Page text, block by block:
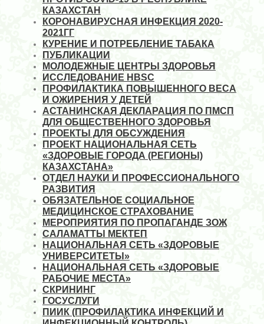
КАЗАХСТАН
КОРОНАВИРУСНАЯ ИНФЕКЦИЯ 2020-
2021ГГ
КУРЕНИЕ И ПОТРЕБЛЕНИЕ ТАБАКА
ПУБЛИКАЦИИ
МОЛОДЕЖНЫЕ ЦЕНТРЫ ЗДОРОВЬЯ
ИССЛЕДОВАНИЕ HBSC
ПРОФИЛАКТИКА ПОВЫШЕННОГО ВЕСА
И ОЖИРЕНИЯ У ДЕТЕЙ
АСТАНИНСКАЯ ДЕКЛАРАЦИЯ ПО ПМСП
ДЛЯ ОБЩЕСТВЕННОГО ЗДОРОВЬЯ
ПРОЕКТЫ ДЛЯ ОБСУЖДЕНИЯ
ПРОЕКТ НАЦИОНАЛЬНАЯ СЕТЬ
«ЗДОРОВЫЕ ГОРОДА (РЕГИОНЫ)
КАЗАХСТАНА»
ОТДЕЛ НАУКИ И ПРОФЕССИОНАЛЬНОГО
РАЗВИТИЯ
ОБЯЗАТЕЛЬНОЕ СОЦИАЛЬНОЕ
МЕДИЦИНСКОЕ СТРАХОВАНИЕ
МЕРОПРИЯТИЯ ПО ПРОПАГАНДЕ ЗОЖ
САЛАМАТТЫ МЕКТЕП
НАЦИОНАЛЬНАЯ СЕТЬ «ЗДОРОВЫЕ
УНИВЕРСИТЕТЫ»
НАЦИОНАЛЬНАЯ СЕТЬ «ЗДОРОВЫЕ
РАБОЧИЕ МЕСТА»
СКРИНИНГ
ГОСУСЛУГИ
ПИИК (ПРОФИЛАКТИКА ИНФЕКЦИЙ И